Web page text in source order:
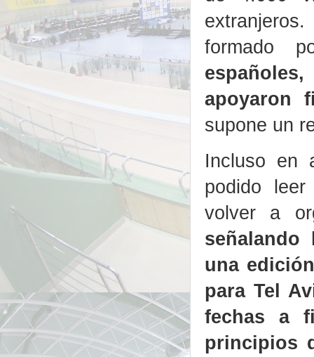
formado
apoyaron
supone un
Incluso en
podido
volver a
señalando
una
para Tel
fechas a
principios